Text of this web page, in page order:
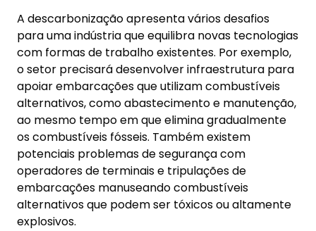
A descarbonização apresenta vários desafios
para uma indústria que equilibra novas tecnologias
com formas de trabalho existentes. Por exemplo,
o setor precisará desenvolver infraestrutura para
apoiar embarcações que utilizam combustíveis
alternativos, como abastecimento e manutenção,
ao mesmo tempo em que elimina gradualmente
os combustíveis fósseis. Também existem
potenciais problemas de segurança com
operadores de terminais e tripulações de
embarcações manuseando combustíveis
alternativos que podem ser tóxicos ou altamente
explosivos.